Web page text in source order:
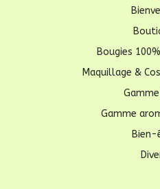
Bougies
Maquillage &
Gamme
Bien-